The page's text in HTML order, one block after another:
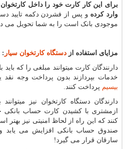
برای این کار کارت خود را داخلکارتخوان
وارد کرده و پس از فشردن دکمه تایید
موجودی بانک است را به شما تحویل می
مزایای استفاده از دستگاه کارتخوان سیار :
دارنندگان کارت میتوانند مبلغی را که باید
خدمات بپردازند بدون پرداخت وجه
بیسیم پرداخت کنند.
دارندگان دستگاه کارتخوان نیز
ازمشتری با کشیدن کارت حساب بانکی
کنند که این راه از لحاظ امنیتی نیز
صندوق حساب بانکی افزایش می یابد و
سارقان قرار می گیرد!